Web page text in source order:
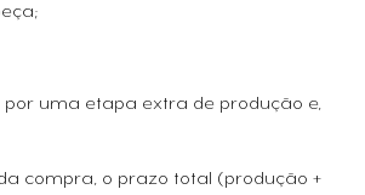
uma etapa extra de produção e,
compra, o prazo total (produção +